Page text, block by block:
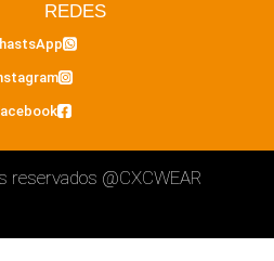
REDES
reservados @CXCWEAR